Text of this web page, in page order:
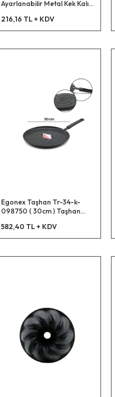
Ayarlanabilir Metal Kek Kalıp
216,16 TL + KDV
Egonex Taşhan Tr-34-k-
098750 ( 30cm ) Taşhan
582,40 TL + KDV